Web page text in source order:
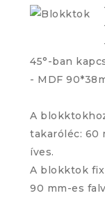
45°-ban
- MDF
A
takaróléc: 60
íves.
A blokktok
90 mm-es